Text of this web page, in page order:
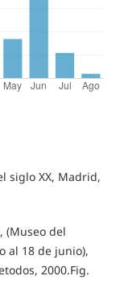
siglo XX, Madrid,
(Museo del
al 18 de junio),
2000.Fig.